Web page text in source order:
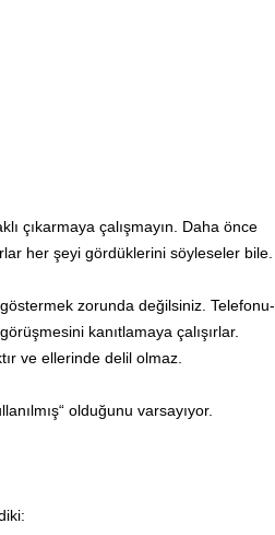
çıkarmaya çalışmayın. Daha önce
her şeyi gördüklerini söyleseler bile.
zorunda değilsiniz. Telefonu-
kanıtlamaya çalışırlar.
ve ellerinde delil olmaz.
olduğunu varsayıyor.